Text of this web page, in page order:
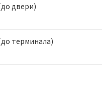
двери)
терминала)